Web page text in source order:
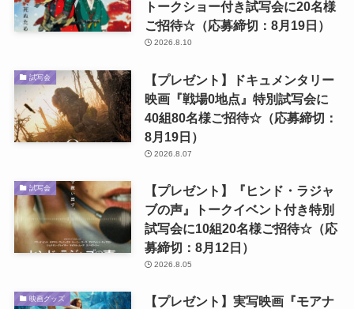
トークショー付き試写会に20名様
ご招待☆（応募締切：8月19日）
2026.8.10
試写会
【プレゼント】ドキュメンタリー
映画『戦場0地点』特別試写会に
40組80名様ご招待☆（応募締切：
8月19日）
2026.8.07
試写会
【プレゼント】『ヒンド・ラジャ
ブの声』トークイベント付き特別
試写会に10組20名様ご招待☆（応
募締切：8月12日）
2026.8.05
映画グッズ
【プレゼント】実写映画『モアナ